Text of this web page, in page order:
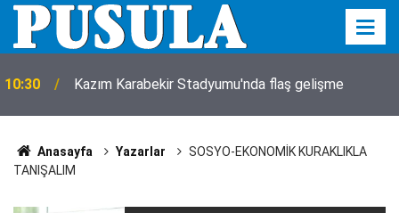
10:30 Kazım Karabekir Stadyumu'nda flaş gelişme
Anasayfa Yazarlar
SOSYO-EKONOMİK KURAKLIKLA
TANIŞALIM